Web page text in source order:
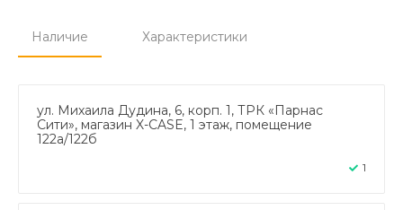
Наличие Характеристики
ул. Михаила Дудина, 6, корп. 1, ТРК «Парнас
Сити», магазин X-CASE, 1 этаж, помещение
122а/122б
1